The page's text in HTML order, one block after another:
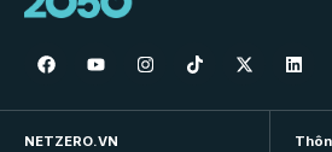
NETZERO.VN